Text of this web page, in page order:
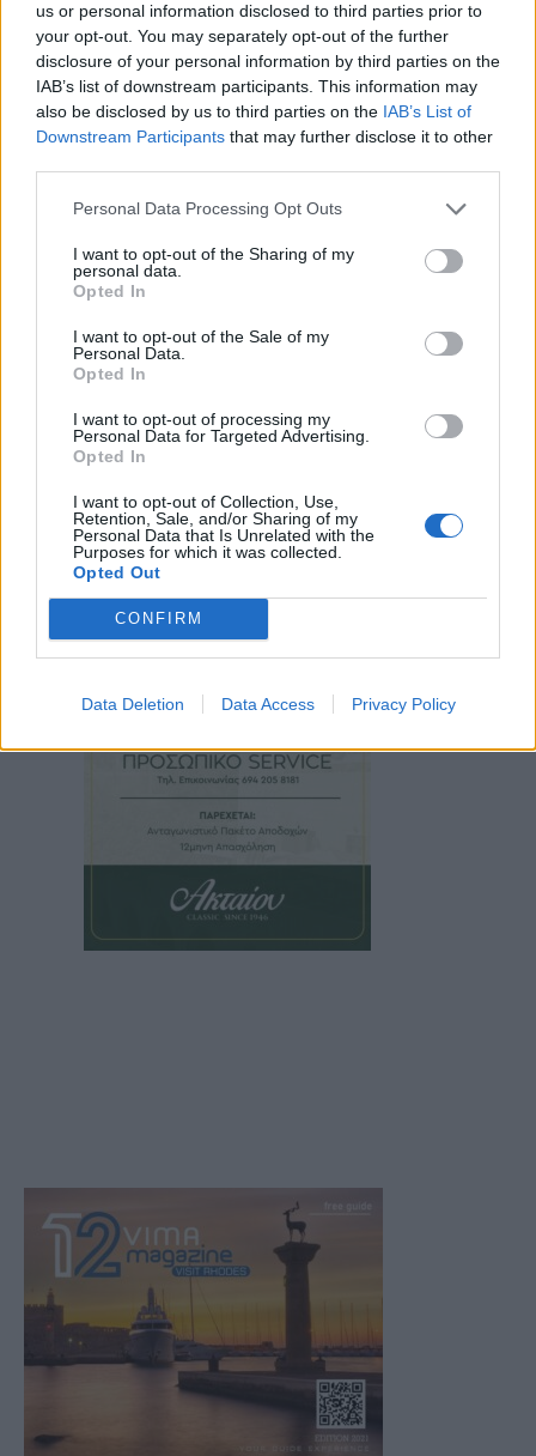
us or personal information disclosed to third parties prior to
your opt-out. You may separately opt-out of the further
disclosure of your personal information by third parties on the
IAB’s list of downstream participants. This information may
also be disclosed by us to third parties on the IAB’s List of
Downstream Participants that may further disclose it to other
Personal Data Processing Opt Outs
I want to opt-out of the Sharing of my
personal data.
Opted In
I want to opt-out of the Sale of my
Personal Data.
Opted In
I want to opt-out of processing my
Personal Data for Targeted Advertising.
Opted In
I want to opt-out of Collection, Use,
Retention, Sale, and/or Sharing of my
Personal Data that Is Unrelated with the
Purposes for which it was collected.
Opted Out
CONFIRM
Data Deletion Data Access Privacy Policy